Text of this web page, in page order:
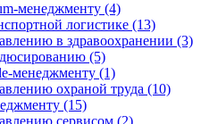
менеджменту (4)
логистике (13)
в здравоохранении (3)
(5)
менеджменту (1)
охраной труда (10)
(15)